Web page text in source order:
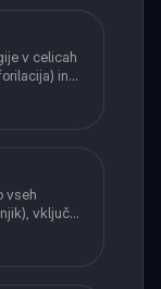
v celicah
in
vseh
vključno
Past